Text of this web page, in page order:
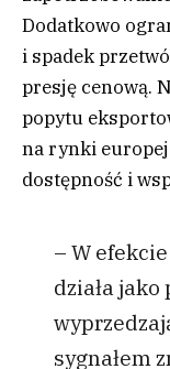
Dodatkowo
i spadek
presję cenową.
popytu
na rynki
dostępność i
– W
działa
sygnałem